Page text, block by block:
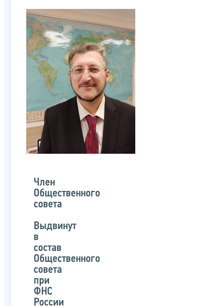
Член
Общественного
совета
Выдвинут
в
состав
Общественного
совета
при
ФНС
России